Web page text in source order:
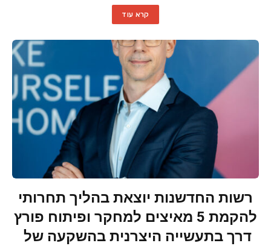
קרא עוד
רשות החדשנות יוצאת בהליך תחרותי
להקמת 5 מאיצים למחקר ופיתוח פורץ
דרך בתעשייה היצרנית בהשקעה של